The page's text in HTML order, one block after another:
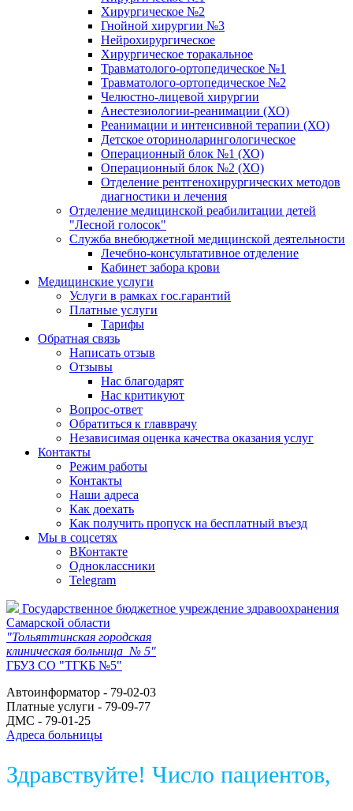
Хирургическое №2
Гнойной хирургии №3
Нейрохирургическое
Хирургическое торакальное
Травматолого-ортопедическое №1
Травматолого-ортопедическое №2
Челюстно-лицевой хирургии
Анестезиологии-реанимации (ХО)
Реанимации и интенсивной терапии (ХО)
Детское оториноларингологическое
Операционный блок №1 (ХО)
Операционный блок №2 (ХО)
Отделение рентгенохирургических методов
диагностики и лечения
Отделение медицинской реабилитации детей
"Лесной голосок"
Служба внебюджетной медицинской деятельности
Лечебно-консультативное отделение
Кабинет забора крови
Медицинские услуги
Услуги в рамках гос.гарантий
Платные услуги
Тарифы
Обратная связь
Написать отзыв
Отзывы
Нас благодарят
Нас критикуют
Вопрос-ответ
Обратиться к главврачу
Независимая оценка качества оказания услуг
Контакты
Режим работы
Контакты
Наши адреса
Как доехать
Как получить пропуск на бесплатный въезд
Мы в соцсетях
ВКонтакте
Одноклассники
Telegram
Государственное бюджетное учреждение здравоохранения
Самарской области
"Тольяттинская городская
клиническая больница № 5"
ГБУЗ СО "ТГКБ №5"
Автоинформатор - 79-02-03
Платные услуги - 79-09-77
ДМС - 79-01-25
Адреса больницы
Здравствуйте! Число пациентов,